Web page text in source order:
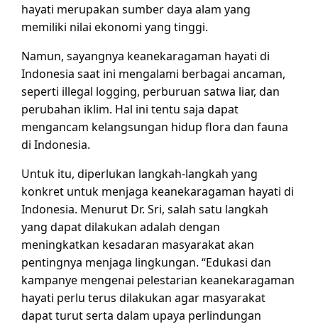
hayati merupakan sumber daya alam yang
memiliki nilai ekonomi yang tinggi.
Namun, sayangnya keanekaragaman hayati di
Indonesia saat ini mengalami berbagai ancaman,
seperti illegal logging, perburuan satwa liar, dan
perubahan iklim. Hal ini tentu saja dapat
mengancam kelangsungan hidup flora dan fauna
di Indonesia.
Untuk itu, diperlukan langkah-langkah yang
konkret untuk menjaga keanekaragaman hayati di
Indonesia. Menurut Dr. Sri, salah satu langkah
yang dapat dilakukan adalah dengan
meningkatkan kesadaran masyarakat akan
pentingnya menjaga lingkungan. “Edukasi dan
kampanye mengenai pelestarian keanekaragaman
hayati perlu terus dilakukan agar masyarakat
dapat turut serta dalam upaya perlindungan